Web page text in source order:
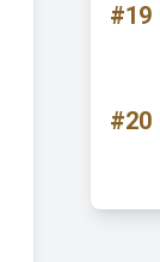
#19
#20